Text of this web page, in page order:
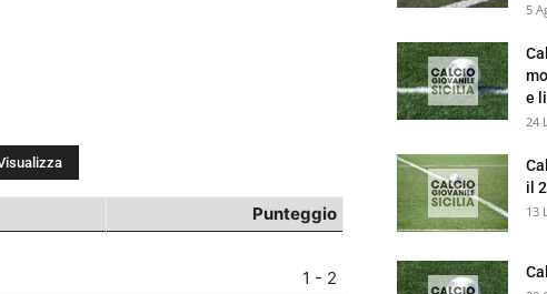
Punteggio
1 - 2
5
e
24
il
13